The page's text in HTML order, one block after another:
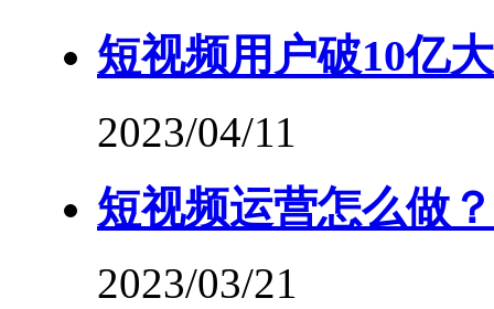
短视频用户破10亿
2023/04/11
短视频运营怎么做
2023/03/21